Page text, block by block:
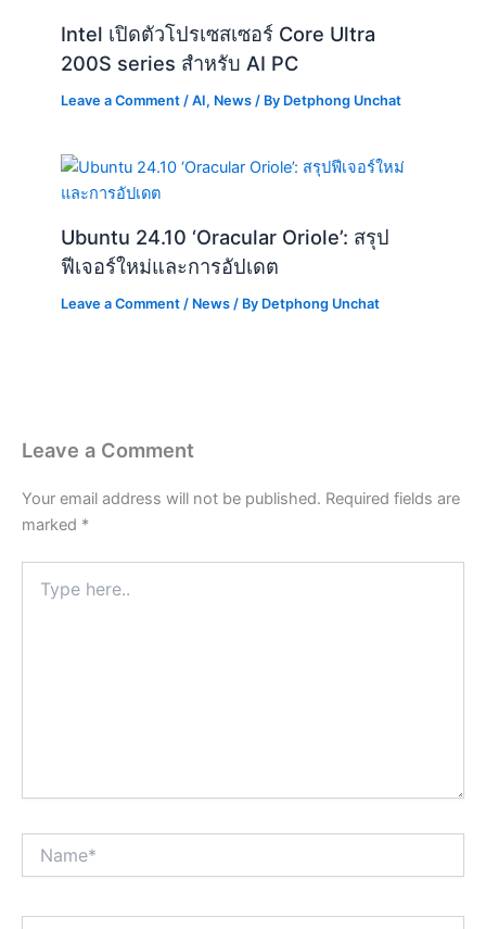
Intel เปิดตัวโปรเซสเซอร์ Core Ultra
200S series สำหรับ AI PC
Leave a Comment /AI, News / By Detphong Unchat
Ubuntu 24.10 ‘Oracular Oriole’: สรุป
ฟีเจอร์ใหม่และการอัปเดต
Leave a Comment / News / By Detphong Unchat
Leave a Comment
Your email address will not be published. Required fields are
marked *
here..